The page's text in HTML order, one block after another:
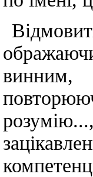
винним,